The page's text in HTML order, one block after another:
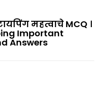
महत्वाचे MCQ ।
Important
Answers